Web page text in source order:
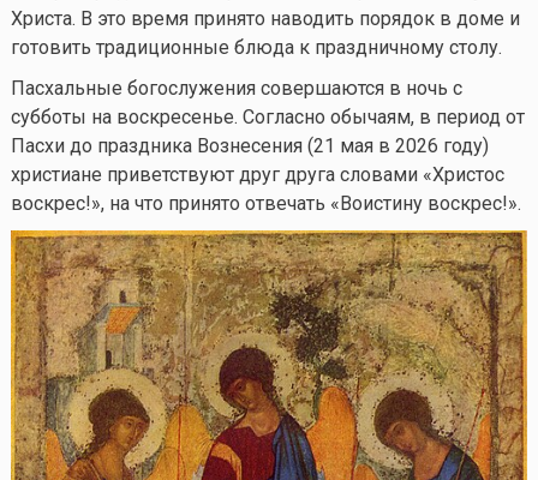
Христа. В это время принято наводить порядок в доме и
готовить традиционные блюда к праздничному столу.
Пасхальные богослужения совершаются в ночь с
субботы на воскресенье. Согласно обычаям, в период от
Пасхи до праздника Вознесения (21 мая в 2026 году)
христиане приветствуют друг друга словами «Христос
воскрес!», на что принято отвечать «Воистину воскрес!».